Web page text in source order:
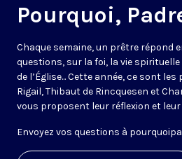
Pourquoi,
Chaque semaine, un prêtre répond
questions, sur la foi, la vie
de l’Église... Cette année, ce sont
Rigail, Thibaut de Rincquesen et
vous proposent leur réflexion et leur
Envoyez vos questions à